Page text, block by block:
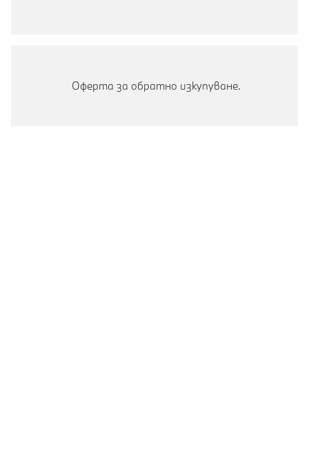
Оферта за обратно изкупуване.